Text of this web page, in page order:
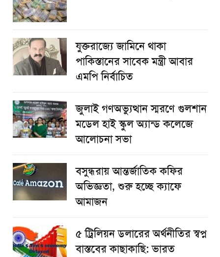
যুক্তরাজ্যে জামিনে থাকা
পাকিস্তানের সাবেক মন্ত্রী আবার
এমপি নির্বাচিত
জুলাই গণঅভ্যুত্থান স্মরণে গুলশান
মডেল হাই স্কুল অ্যান্ড কলেজে
আলোচনা সভা
বসুন্ধরায় আন্তর্জাতিক কফির
অভিজ্ঞতা, শুরু হচ্ছে ক্যাফে
আমাজন
৫ ট্রিলিয়ন ডলারের অর্থনীতির স্বপ্ন
বাস্তবের কাছাকাছি: ভারত